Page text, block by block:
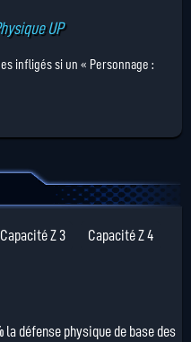
UP
infligés si un « Personnage :
Capacité Z 3 Capacité Z 4
la défense physique de base des